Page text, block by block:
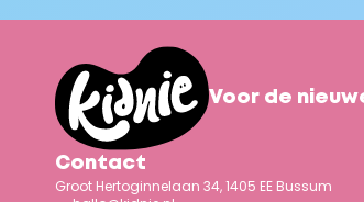
Voor de
Contact
Groot Hertoginnelaan 34, 1405 EE Bussum